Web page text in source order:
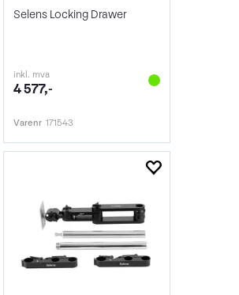
Selens Locking Drawer
inkl. mva
4 577,-
Varenr 171543